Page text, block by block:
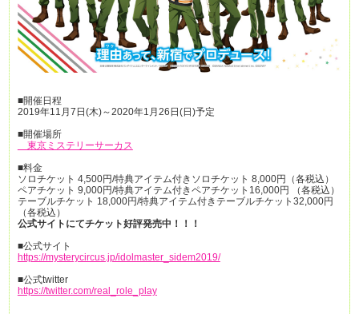
■開催日程
2019年11月7日(木)～2020年1月26日(日)予定
■開催場所
東京ミステリーサーカス
■料金
ソロチケット 4,500円/特典アイテム付きソロチケット 8,000円（各税込）
ペアチケット 9,000円/特典アイテム付きペアチケット16,000円 （各税込）
テーブルチケット 18,000円/特典アイテム付きテーブルチケット32,000円
（各税込）
公式サイトにてチケット好評発売中！！！
■公式サイト
https://mysterycircus.jp/idolmaster_sidem2019/
■公式twitter
https://twitter.com/real_role_play